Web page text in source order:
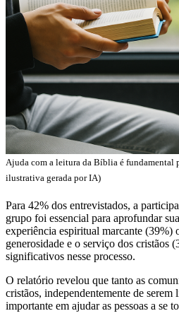
Ajuda com a leitura da Bíblia é fundamental
ilustrativa gerada por IA)
Para 42% dos entrevistados, a
grupo foi essencial para aprofundar
experiência espiritual marcante (39%)
generosidade e o serviço dos cristãos
significativos nesse processo.
O relatório revelou que tanto as
cristãos, independentemente de
importante em ajudar as pessoas a se